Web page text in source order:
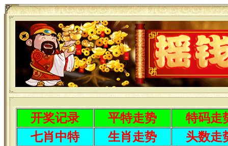
开奖记录 平特走势
特码走
七肖中特
生肖走势 头数走